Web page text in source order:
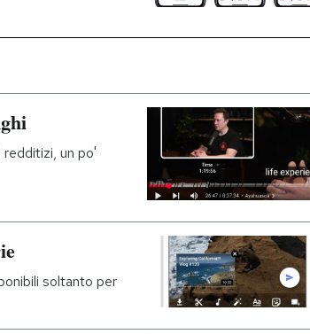
un po'
soltanto per